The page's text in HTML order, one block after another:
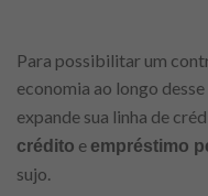
Para possibilitar um
economia ao longo
expande sua linha de
crédito e empréstimo
sujo.